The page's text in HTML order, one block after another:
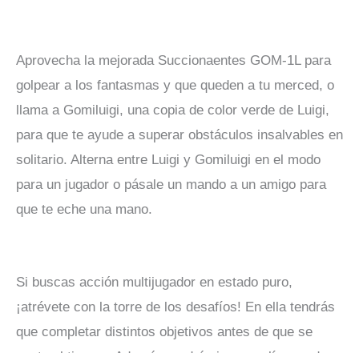
Aprovecha la mejorada Succionaentes GOM-1L para
golpear a los fantasmas y que queden a tu merced, o
llama a Gomiluigi, una copia de color verde de Luigi,
para que te ayude a superar obstáculos insalvables en
solitario. Alterna entre Luigi y Gomiluigi en el modo
para un jugador o pásale un mando a un amigo para
que te eche una mano.
Si buscas acción multijugador en estado puro,
¡atrévete con la torre de los desafíos! En ella tendrás
que completar distintos objetivos antes de que se